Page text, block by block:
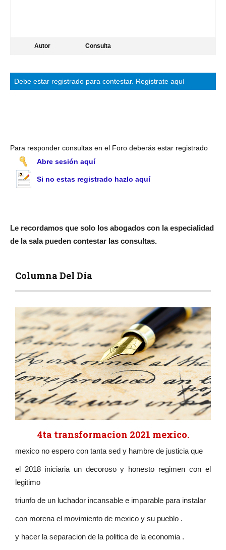
Autor Consulta
Debe estar registrado para contestar. Registrate aquí
Para responder consultas en el Foro deberás estar registrado
Abre sesión aquí
Si no estas registrado hazlo aquí
Le recordamos que solo los abogados con la especialidad
de la sala pueden contestar las consultas.
Columna Del Día
4ta transformacion 2021 mexico.
mexico no espero con tanta sed y hambre de justicia que
el 2018 iniciaria un decoroso y honesto regimen con el
legitimo
triunfo de un luchador incansable e imparable para instalar
con morena el movimiento de mexico y su pueblo .
y hacer la separacion de la politica de la economia .